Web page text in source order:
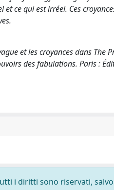
ce qui est irréel. Ces
et les croyances dans The
des fabulations. Paris :
i diritti sono riservati,